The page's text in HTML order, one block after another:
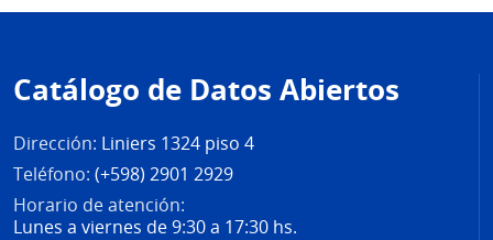
de
página
Catálogo de Datos Abiertos
Dirección: Liniers 1324 piso 4
Teléfono: (+598) 2901 2929
Horario de atención:
Lunes a viernes de 9:30 a 17:30 hs.